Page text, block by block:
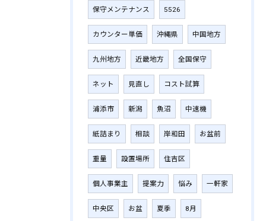
保守メンテナンス 5526
カウンター単価 沖縄県 中国地方
九州地方 近畿地方 全国保守
ネット 見直し コスト試算
浦添市 新潟 魚沼 中速機
紙詰まり 相談 岸和田 お盆前
重量 設置場所 住吉区
個人事業主 提案力 悩み 一軒家
中央区 お盆 夏季 8月